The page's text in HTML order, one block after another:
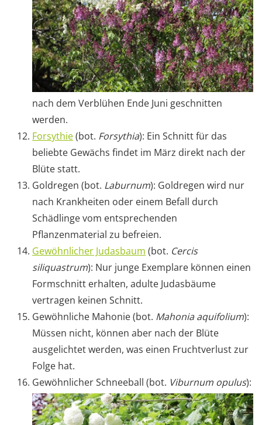
nach dem Verblühen Ende Juni geschnitten
werden.
Forsythie(bot. Forsythia): Ein Schnitt für das
beliebte Gewächs findet im März direkt nach der
Blüte statt.
Goldregen (bot. Laburnum): Goldregen wird nur
nach Krankheiten oder einem Befall durch
Schädlinge vom entsprechenden
Pflanzenmaterial zu befreien.
Gewöhnlicher Judasbaum (bot. Cercis
siliquastrum): Nur junge Exemplare können einen
Formschnitt erhalten, adulte Judasbäume
vertragen keinen Schnitt.
Gewöhnliche Mahonie (bot. Mahonia aquifolium):
Müssen nicht, können aber nach der Blüte
ausgelichtet werden, was einen Fruchtverlust zur
Folge hat.
Gewöhnlicher Schneeball (bot. Viburnum opulus):